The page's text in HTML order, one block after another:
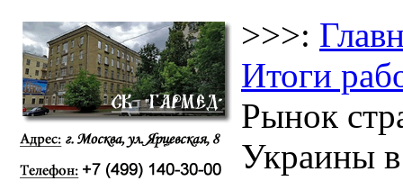
>>>:
Итоги
Рынок
Украины в